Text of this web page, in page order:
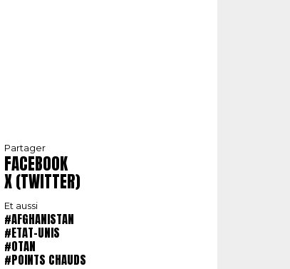
Partager
FACEBOOK
X (TWITTER)
Et aussi
#AFGHANISTAN
#ETAT-UNIS
#OTAN
#POINTS CHAUDS